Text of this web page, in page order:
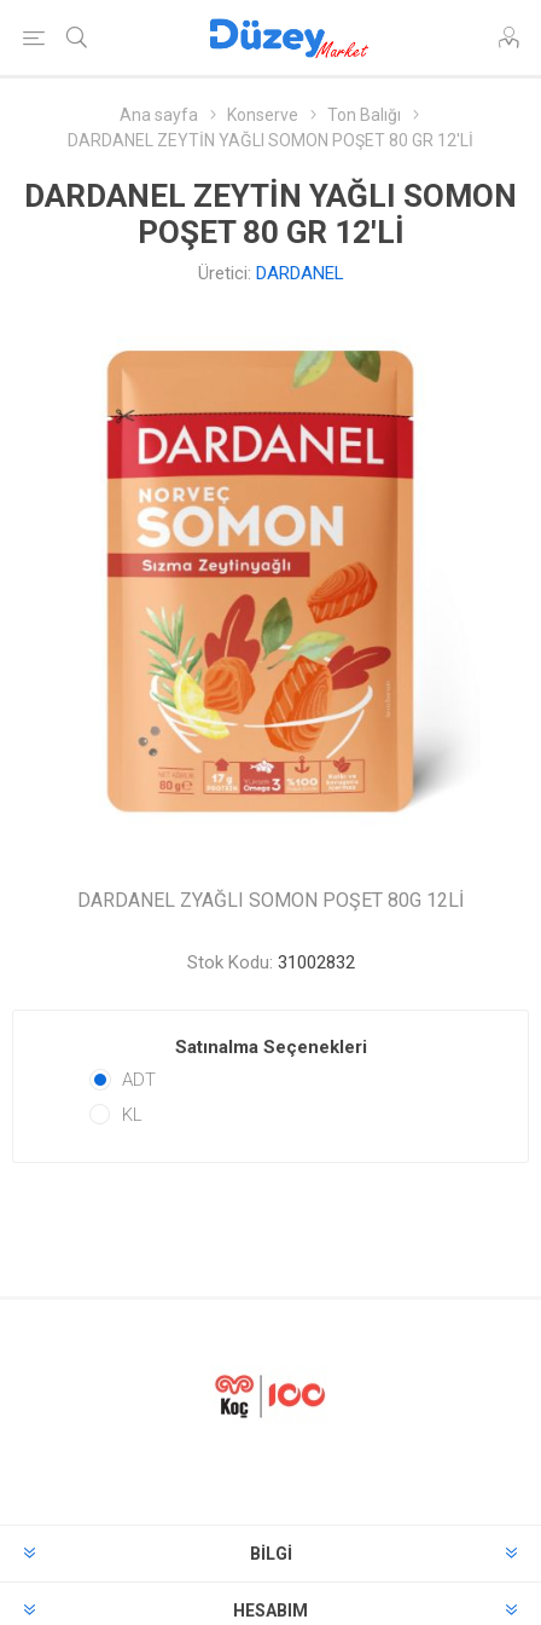
Ana sayfa Konserve
Ton Balığı
DARDANEL ZEYTİN YAĞLI SOMON POŞET 80 GR 12'Lİ
DARDANEL ZEYTİN YAĞLI SOMON
POŞET 80 GR 12'Lİ
Üretici: DARDANEL
DARDANEL ZYAĞLI SOMON POŞET 80G 12Lİ
Stok Kodu: 31002832
Satınalma Seçenekleri
ADT
KL
BILGI
HESABIM